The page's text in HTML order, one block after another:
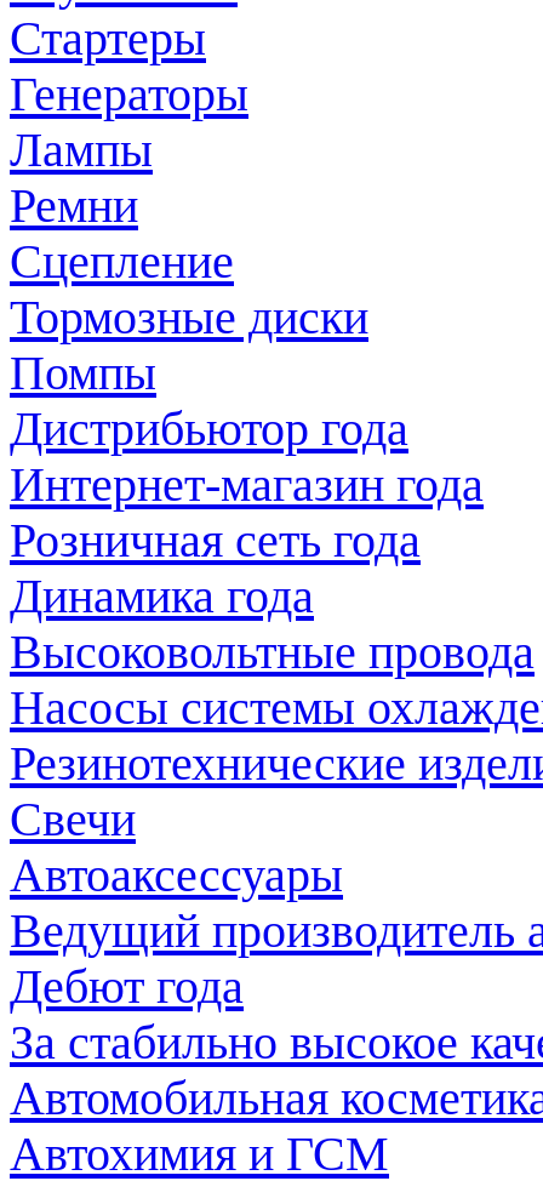
Стартеры
Генераторы
Лампы
Ремни
Сцепление
Тормозные диски
Помпы
Дистрибьютор года
Интернет-магазин года
Розничная сеть года
Динамика года
Высоковольтные провода
Насосы системы
Резинотехнические
Свечи
Автоаксессуары
Ведущий производитель
Дебют года
За стабильно высокое
Автомобильная
Автохимия и ГСМ